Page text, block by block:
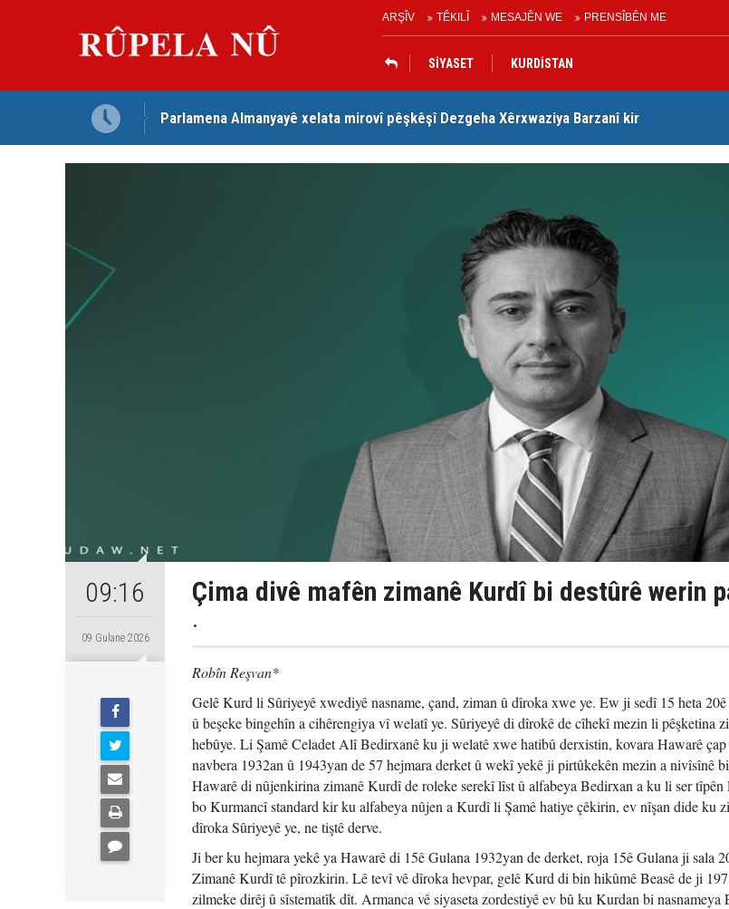
ARŞÎV TÊKILÎ MESAJÊN WE PRENSÎBÊN ME
SİYASET KURDİSTAN
Parlamena Almanyayê xelata mirovî pêşkêşî Dezgeha Xêrxwaziya Barzanî kir
Dezga Giştî ya Deverên di Derveyê Kurdistanê de gotinên parêzgere Kerkûkê Muhammed
09:16
09 Gulane 2026
Çima divê mafên zimanê Kurdî bi destûrê werin
.
Robîn Reşvan*
Gelê Kurd li Sûriyeyê xwediyê nasname, çand, ziman û dîroka xwe ye. Ew ji sedî 15 heta
û beşeke bingehîn a cihêrengiya vî welatî ye. Sûriyeyê di dîrokê de cîhekî mezin li pêşketina
hebûye. Li Şamê Celadet Alî Bedirxanê ku ji welatê xwe hatibû derxistin, kovara Hawarê
navbera 1932an û 1943yan de 57 hejmara derket û wekî yekê ji pirtûkekên mezin a nivîsînê
Hawarê di nûjenkirina zimanê Kurdî de roleke serekî lîst û alfabeya Bedirxan a ku li ser
bo Kurmancî standard kir ku alfabeya nûjen a Kurdî li Şamê hatiye çêkirin, ev nîşan dide ku
dîroka Sûriyeyê ye, ne tiştê derve.
Ji ber ku hejmara yekê ya Hawarê di 15ê Gulana 1932yan de derket, roja 15ê Gulana ji sala
Zimanê Kurdî tê pîrozkirin. Lê tevî vê dîroka hevpar, gelê Kurd di bin hikûmê Beasê de ji
zilmeke dirêj û sîstematîk dît. Armanca vê siyaseta zordestiyê ev bû ku Kurdan bi